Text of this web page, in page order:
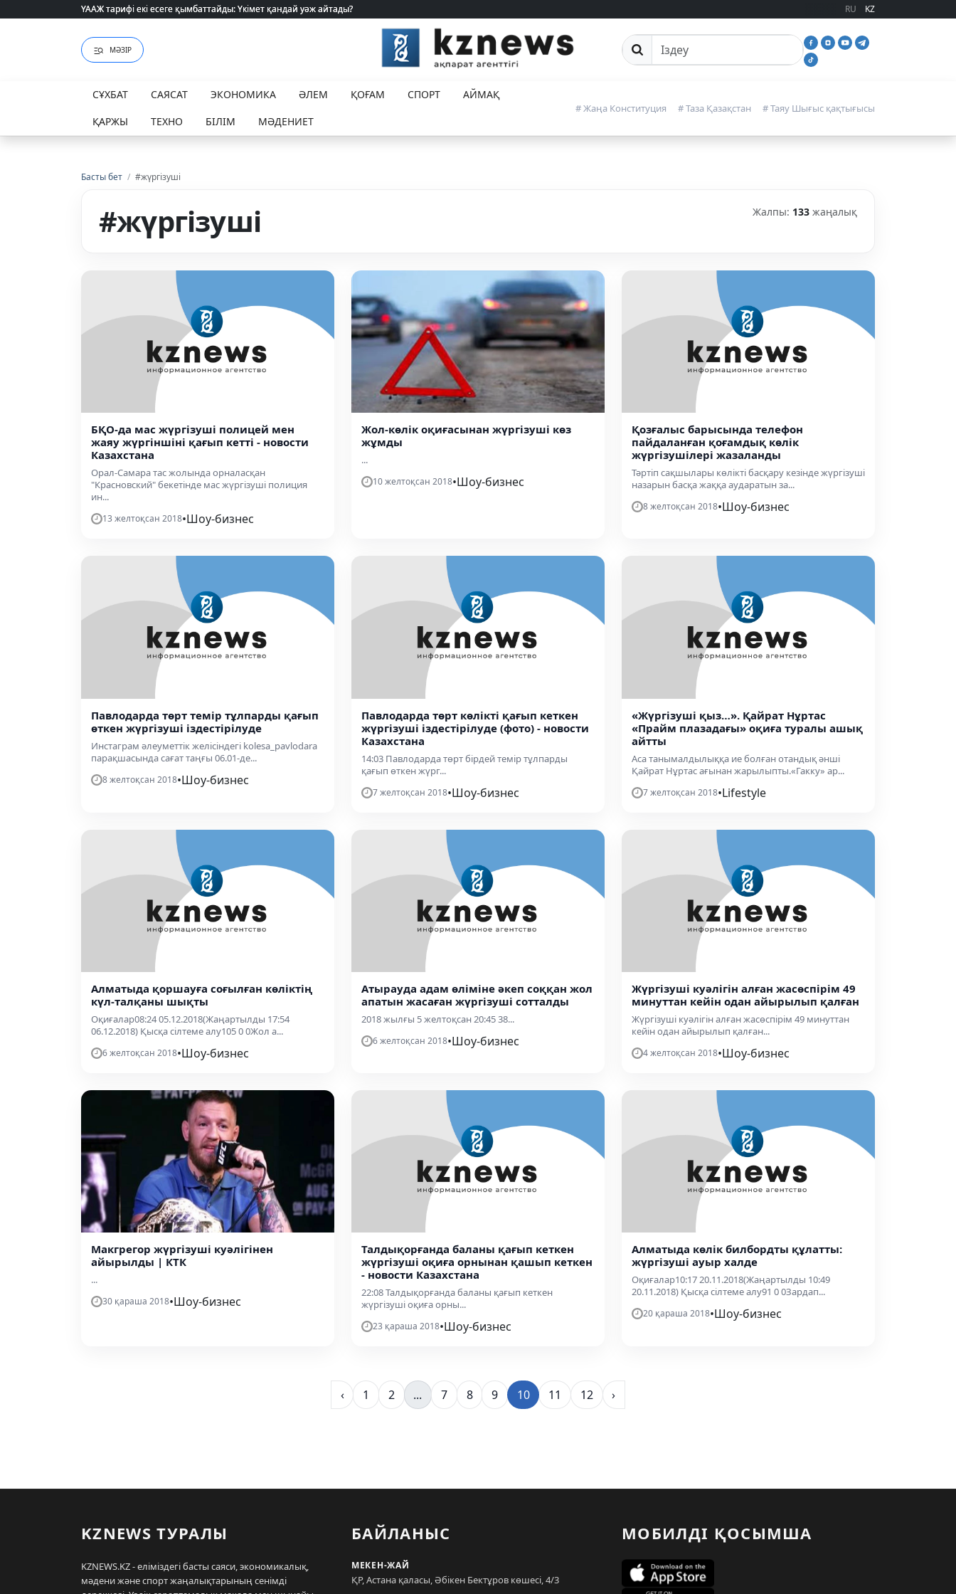
ҮААЖ тарифі екі есеге қымбаттайды: Үкімет қандай уәж айтады?
ҮААЖ тарифі екі есеге қымбаттайды: Үкімет қандай уәж айтады? RU KZ
МӘЗІР Сайттан іздеу
СҰХБАТ САЯСАТ ЭКОНОМИКА ӘЛЕМ ҚОҒАМ СПОРТ
АЙМАҚ
ҚАРЖЫ
ТЕХНО БІЛІМ МӘДЕНИЕТ
# Жаңа Конституция # Таза Қазақстан # Таяу Шығыс қақтығысы
Басты бет / #жүргізуші
#жүргізуші Жалпы: 133 жаңалық
БҚО-да мас жүргізуші полицей мен
жаяу жүргіншіні қағып кетті - новости
Казахстана
Орал-Самара тас жолында орналасқан
"Красновский" бекетінде мас жүргізуші полиция
ин...
13 желтоқсан 2018•Шоу-бизнес
Жол-көлік оқиғасынан жүргізуші көз
жұмды
...
10 желтоқсан 2018•Шоу-бизнес
Қозғалыс барысында телефон
пайдаланған қоғамдық көлік
жүргізушілері жазаланды
Тәртіп сақшылары көлікті басқару кезінде жүргізуші
назарын басқа жаққа аударатын за...
8 желтоқсан 2018•Шоу-бизнес
Павлодарда төрт темір тұлпарды қағып
өткен жүргізуші іздестірілуде
Инстаграм әлеуметтік желісіндегі kolesa_pavlodara
парақшасында сағат таңғы 06.01-де...
8 желтоқсан 2018•Шоу-бизнес
Павлодарда төрт көлікті қағып кеткен
жүргізуші іздестірілуде (фото) - новости
Казахстана
14:03 Павлодарда төрт бірдей темір тұлпарды
қағып өткен жүрг...
7 желтоқсан 2018•Шоу-бизнес
«Жүргізуші қыз…». Қайрат Нұртас
«Прайм плазадағы» оқиға туралы ашық
айтты
Аса танымалдылыққа ие болған отандық әнші
Қайрат Нұртас ағынан жарылыпты.«Гакку» ар...
7 желтоқсан 2018•Lifestyle
Алматыда қоршауға соғылған көліктің
күл-талқаны шықты
Оқиғалар08:24 05.12.2018(Жаңартылды 17:54
06.12.2018) Қысқа сілтеме алу105 0 0Жол а...
6 желтоқсан 2018•Шоу-бизнес
Атырауда адам өліміне әкеп соққан жол
апатын жасаған жүргізуші сотталды
2018 жылғы 5 желтоқсан 20:45 38...
6 желтоқсан 2018•Шоу-бизнес
​Жүргізуші куәлігін алған жасөспірім 49
минуттан кейін одан айырылып қалған
​Жүргізуші куәлігін алған жасөспірім 49 минуттан
кейін одан айырылып қалған...
4 желтоқсан 2018•Шоу-бизнес
Макгрегор жүргізуші куәлігінен
айырылды | КТК
...
30 қараша 2018•Шоу-бизнес
Талдықорғанда баланы қағып кеткен
жүргізуші оқиға орнынан қашып кеткен
- новости Казахстана
22:08 Талдықорғанда баланы қағып кеткен
жүргізуші оқиға орны...
23 қараша 2018•Шоу-бизнес
Алматыда көлік билбордты құлатты:
жүргізуші ауыр халде
Оқиғалар10:17 20.11.2018(Жаңартылды 10:49
20.11.2018) Қысқа сілтеме алу91 0 0Зардап...
20 қараша 2018•Шоу-бизнес
‹ 1 2 ... 7 8 9 10 11 12 ›
KZNEWS ТУРАЛЫ
KZNEWS.KZ - еліміздегі басты саяси, экономикалық,
мәдени және спорт жаңалықтарының сенімді
БАЙЛАНЫС
МЕКЕН-ЖАЙ
ҚР, Астана қаласы, Әбікен Бектұров көшесі, 4/3
МОБИЛДІ ҚОСЫМША